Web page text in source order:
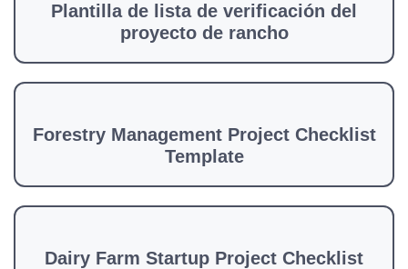
Plantilla de lista de verificación del
proyecto de rancho
Forestry Management Project Checklist
Template
Dairy Farm Startup Project Checklist